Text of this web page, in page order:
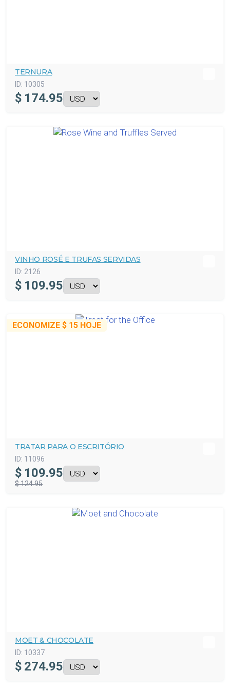
TERNURA
ID: 10305
$ 174.95
VINHO ROSÉ E TRUFAS SERVIDAS
ID: 2126
$ 109.95
ECONOMIZE $ 15 HOJE
TRATAR PARA O ESCRITÓRIO
ID: 11096
$ 109.95
$ 124.95
MOET & CHOCOLATE
ID: 10337
$ 274.95